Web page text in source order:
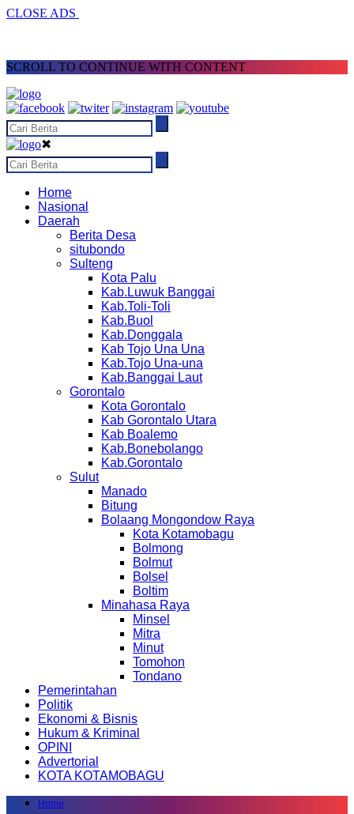
CLOSE ADS
SCROLL TO CONTINUE WITH CONTENT
✖
Home
Nasional
Daerah
Berita Desa
situbondo
Sulteng
Kota Palu
Kab.Luwuk Banggai
Kab.Toli-Toli
Kab.Buol
Kab.Donggala
Kab Tojo Una Una
Kab.Tojo Una-una
Kab.Banggai Laut
Gorontalo
Kota Gorontalo
Kab Gorontalo Utara
Kab Boalemo
Kab.Bonebolango
Kab.Gorontalo
Sulut
Manado
Bitung
Bolaang Mongondow Raya
Kota Kotamobagu
Bolmong
Bolmut
Bolsel
Boltim
Minahasa Raya
Minsel
Mitra
Minut
Tomohon
Tondano
Pemerintahan
Politik
Ekonomi & Bisnis
Hukum & Kriminal
OPINI
Advertorial
KOTA KOTAMOBAGU
Home